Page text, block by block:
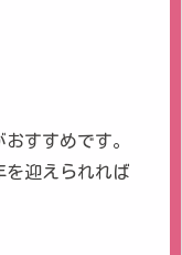
すすめです。
を迎えられれば